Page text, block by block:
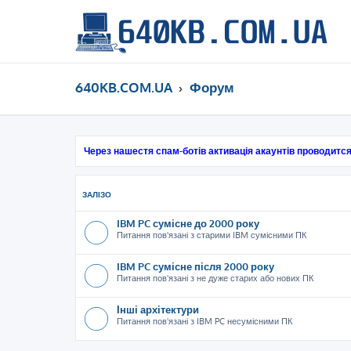
640KB.COM.UA Форум
Через нашестя спам-ботів активація акаунтів
ЗАЛІЗО
IBM PC сумісне до 2000 року
Питання пов'язані з старими IBM сумісними ПК
IBM PC сумісне після 2000 року
Питання пов'язані з не дуже старих або нових ПК
Інші архітектури
Питання пов'язані з IBM PC несумісними ПК